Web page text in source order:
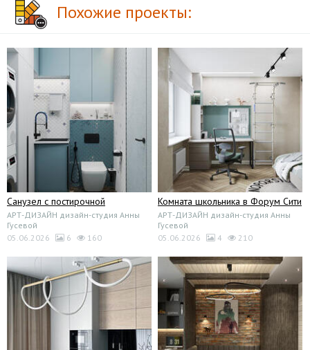
Похожие проекты:
Санузел с постирочной
АРТ-ДИЗАЙН дизайн-студия Анны
Гусевой
05.06.2026
6 160
Комната школьника в Форум Сити
АРТ-ДИЗАЙН дизайн-студия Анны
Гусевой
05.06.2026
4 210